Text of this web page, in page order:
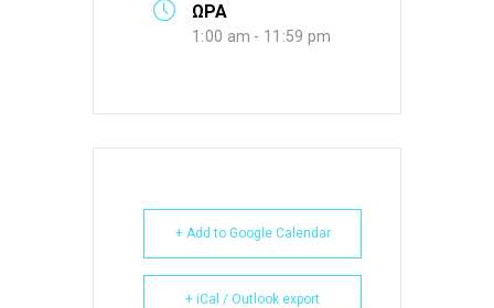
ΩΡΑ
1:00 am - 11:59 pm
+ Add to Google Calendar
+ iCal / Outlook export